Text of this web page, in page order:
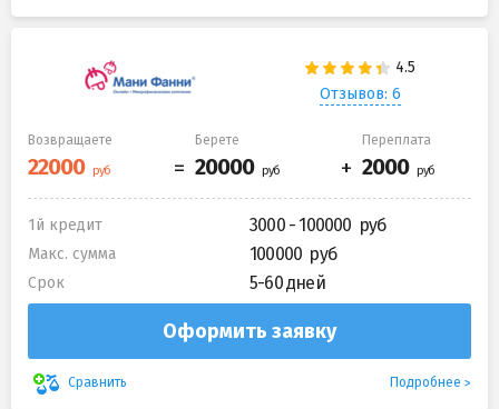
Отзывов: 6
Возвращаете Берете Переплата
1й кредит 3000 - 100000
Макс. сумма 100000
Срок 5-60 дней
Оформить заявку
Сравнить Подробнее